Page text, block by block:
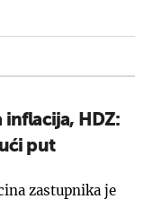
inflacija, HDZ:
put
zastupnika je